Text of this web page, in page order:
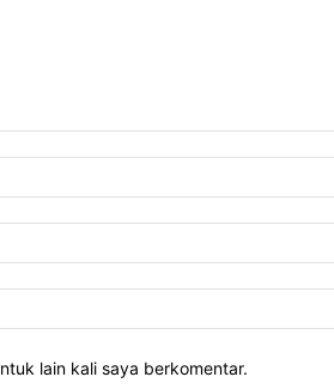
lain kali saya berkomentar.